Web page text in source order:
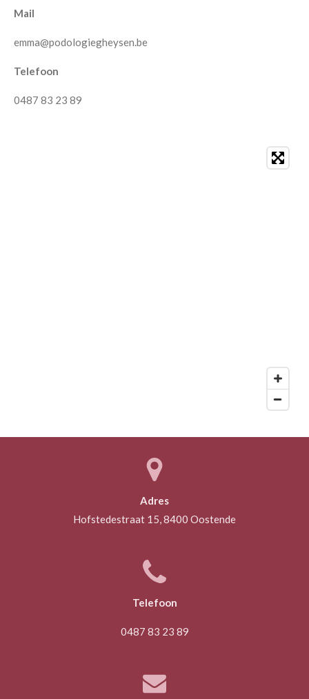
Mail
emma@podologiegheysen.be
Telefoon
0487 83 23 89
Adres
Hofstedestraat 15, 8400 Oostende
Telefoon
0487 83 23 89